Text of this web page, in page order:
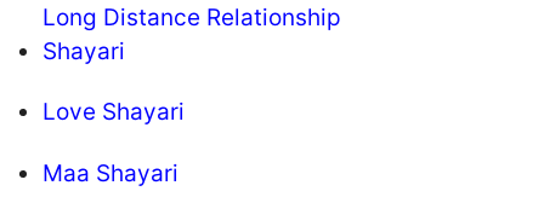
Long Distance Relationship
Shayari
Love Shayari
Maa Shayari